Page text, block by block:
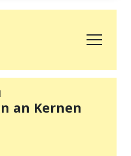
an Kernen